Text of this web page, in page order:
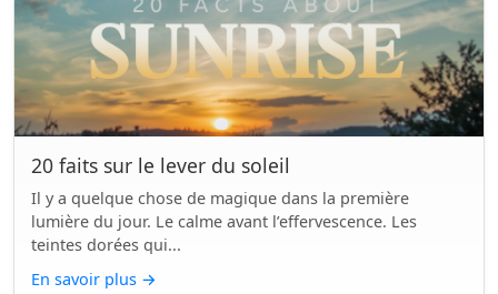
20 faits sur le lever du soleil
Il y a quelque chose de magique dans la première
lumière du jour. Le calme avant l’effervescence. Les
teintes dorées qui...
En savoir plus →